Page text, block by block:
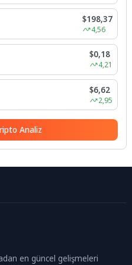
$198,37
4,56
$0,18
4,21
$6,62
2,95
Analiz
en güncel gelişmeleri